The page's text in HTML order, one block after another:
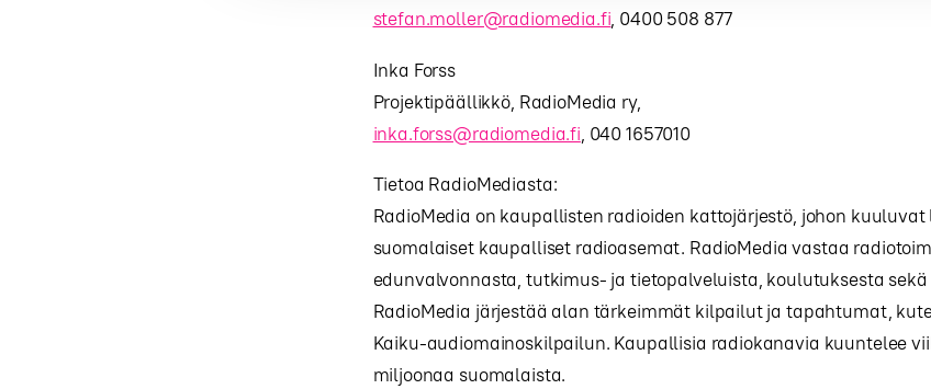
stefan.moller@radiomedia.fi, 0400 508 877
Inka Forss
Projektipäällikkö, RadioMedia ry,
inka.forss@radiomedia.fi, 040 1657010
Tietoa RadioMediasta:
RadioMedia on kaupallisten radioiden kattojärjestö, johon kuuluvat
suomalaiset kaupalliset radioasemat. RadioMedia vastaa
edunvalvonnasta, tutkimus- ja tietopalveluista, koulutuksesta
RadioMedia järjestää alan tärkeimmät kilpailut ja tapahtumat,
Kaiku-audiomainoskilpailun. Kaupallisia radiokanavia kuuntelee
miljoonaa suomalaista.